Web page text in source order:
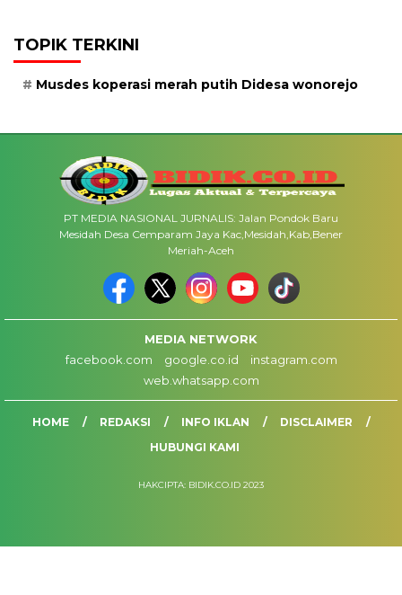
TOPIK TERKINI
Musdes koperasi merah putih Didesa wonorejo
PT MEDIA NASIONAL JURNALIS: Jalan Pondok Baru
Mesidah Desa Cemparam Jaya Kac,Mesidah,Kab,Bener
Meriah-Aceh
MEDIA NETWORK
facebook.com
google.co.id
instagram.com
web.whatsapp.com
HOME REDAKSI INFO IKLAN
DISCLAIMER
HUBUNGI KAMI
HAKCIPTA: BIDIK.CO.ID 2023